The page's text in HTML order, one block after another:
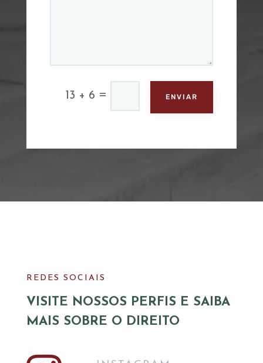
13 + 6 = ENVIAR
REDES SOCIAIS
VISITE NOSSOS PERFIS E SAIBA
MAIS SOBRE O DIREITO